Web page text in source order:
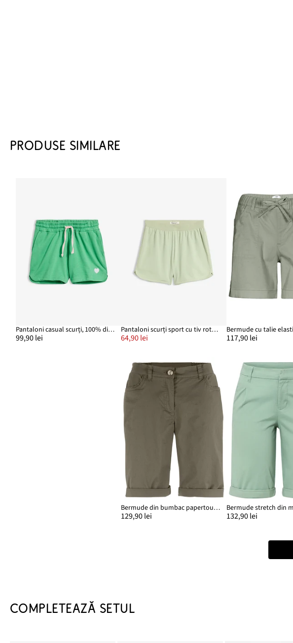
PRODUSE SIMILARE
Pantaloni casual scurți, 100% din bumbac organic
99,90 lei
Pantaloni scurți sport cu tiv rotunjit
64,90 lei 117,90 lei
Bermude din bumbac papertouch, din mix de bumbac
129,90 lei 132,90 lei
COMPLETEAZĂ SETUL